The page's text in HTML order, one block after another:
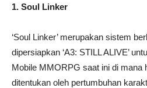
1. Soul Linker
‘Soul Linker’ merupakan sistem
dipersiapkan ‘A3: STILL ALIVE’
Mobile MMORPG saat ini di mana
ditentukan oleh pertumbuhan